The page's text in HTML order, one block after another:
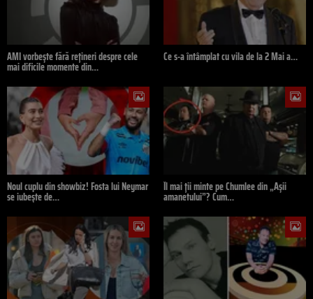
AMI vorbește fără rețineri despre cele
mai dificile momente din…
Ce s-a întâmplat cu vila de la 2 Mai a…
Noul cuplu din showbiz! Fosta lui Neymar
se iubește de…
Îl mai ții minte pe Chumlee din „Așii
amanetului”? Cum…